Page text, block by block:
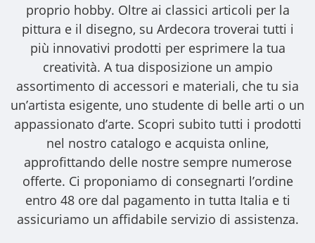
proprio hobby. Oltre ai classici articoli per la
pittura e il disegno, su Ardecora troverai tutti i
più innovativi prodotti per esprimere la tua
creatività. A tua disposizione un ampio
assortimento di accessori e materiali, che tu sia
un’artista esigente, uno studente di belle arti o un
appassionato d’arte. Scopri subito tutti i prodotti
nel nostro catalogo e acquista online,
approfittando delle nostre sempre numerose
offerte. Ci proponiamo di consegnarti l’ordine
entro 48 ore dal pagamento in tutta Italia e ti
assicuriamo un affidabile servizio di assistenza.